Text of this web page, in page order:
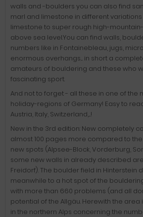
walls and -boulders you can also find
marl and limestone in different
limestone to super rough high-
above sea level.You can find walls,
numbers like in Fontainebleau, jugs,
enormous overhangs.... in short a
amateurs of bouldering and these who
fascinating sport.
And not to forget - all these in one of the
holiday-regions of Germany! Easy to
Austria, Italy, Switzerland,....!
New in the 3rd edition: New completely
almost 100 pages more compared to
new spots (Alpsee-Block, Vorderburg,
some new walls in already described
Freidorf). The boulder field in Hinterstein
meanwhile to a hot spot of the
with more than 660 problems (and all
potential of the Allgäu. Herewith the
in the northern Alps concerning the